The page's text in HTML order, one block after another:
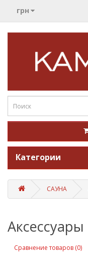
грн
Категории
САУНА
Аксессуары
Сравнение товаров (0)